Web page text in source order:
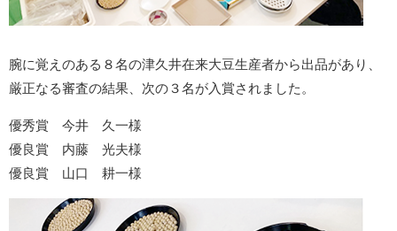
腕に覚えのある８名の津久井在来大豆生産者から出品があり、
厳正なる審査の結果、次の３名が入賞されました。
優秀賞 今井 久一様
優良賞 内藤 光夫様
優良賞 山口 耕一様